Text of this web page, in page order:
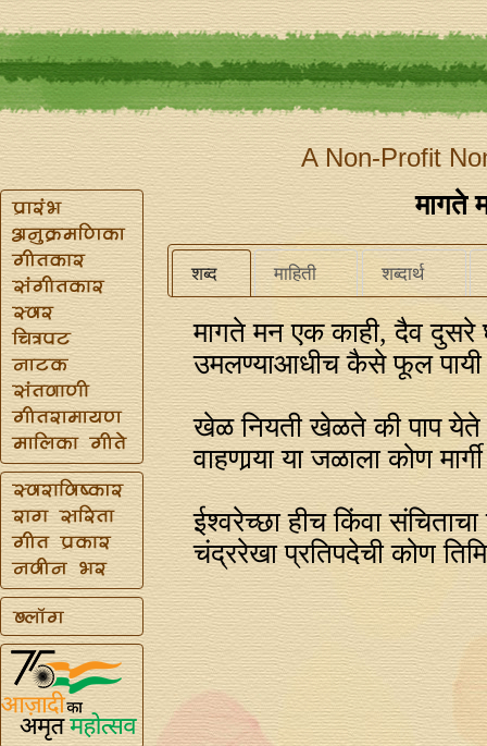
A Non-Profit
मागते
शब्द माहिती शब्दार्थ
मागते मन एक काही, दैव दुसरे
उमलण्याआधीच कैसे फूल
खेळ नियती खेळते की पाप
वाहणार्‍या या जळाला कोण
ईश्वरेच्छा हीच किंवा संचिताचा
चंद्ररेखा प्रतिपदेची कोण